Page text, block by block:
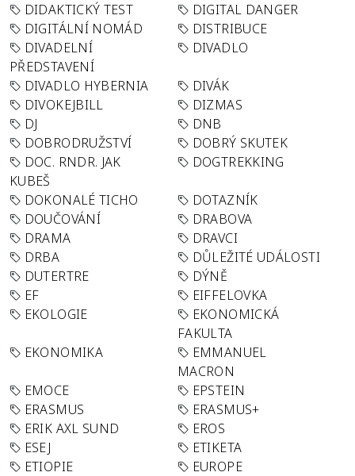
DIDAKTICKÝ TEST
DIGITAL DANGER
DIGITÁLNÍ NOMÁD
DISTRIBUCE
DIVADELNÍ
PŘEDSTAVENÍ
DIVADLO
DIVADLO HYBERNIA
DIVÁK
DIVOKEJBILL
DIZMAS
DJ
DNB
DOBRODRUŽSTVÍ
DOBRÝ SKUTEK
DOC. RNDR. JAK
KUBEŠ
DOGTREKKING
DOKONALÉ TICHO
DOTAZNÍK
DOUČOVÁNÍ
DRABOVA
DRAMA
DRAVCI
DRBA
DŮLEŽITÉ UDÁLOSTI
DUTERTRE
DÝNĚ
EF
EIFFELOVKA
EKOLOGIE
EKONOMICKÁ
FAKULTA
EKONOMIKA
EMMANUEL
MACRON
EMOCE
EPSTEIN
ERASMUS
ERASMUS+
ERIK AXL SUND
EROS
ESEJ
ETIKETA
ETIOPIE
EUROPE